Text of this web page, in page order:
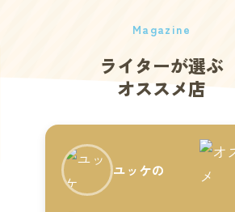
Magazine
ライターが選ぶ
オススメ店
ユッケの